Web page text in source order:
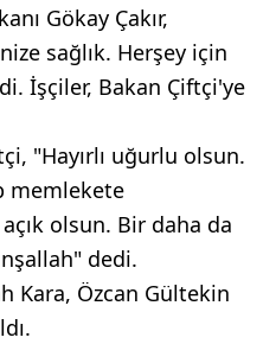
Gökay Çakır,
sağlık. Herşey için
İşçiler, Bakan Çiftçi'ye
"Hayırlı uğurlu olsun.
memlekete
olsun. Bir daha da
dedi.
Kara, Özcan Gültekin